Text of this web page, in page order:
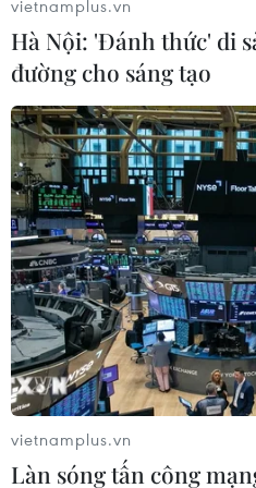
5 nghị sỹ khác để gia
Xã hội.
Tuy nhiên, trong chiến
Pháp vừa qua, ông de
quân" cho ứng cử viên
Sau đó, ông tái tranh cử
ứng cử viên của đảng
Sau khi được chọn làm
Chủ tịch Hạ viện, ông de
giúp Hạ viện Pháp trở
quả hơn và hiện đại
vietnamplus.vn
Hà Nội: 'Đánh thức' di
đường cho sáng tạo
vietnamplus.vn
Làn sóng tấn công